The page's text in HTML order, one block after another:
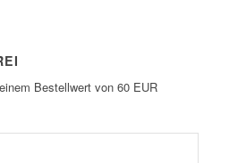
Bestellwert von 60 EUR